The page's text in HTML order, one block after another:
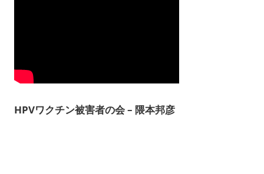
HPVワクチン被害者の会 – 隈本邦彦